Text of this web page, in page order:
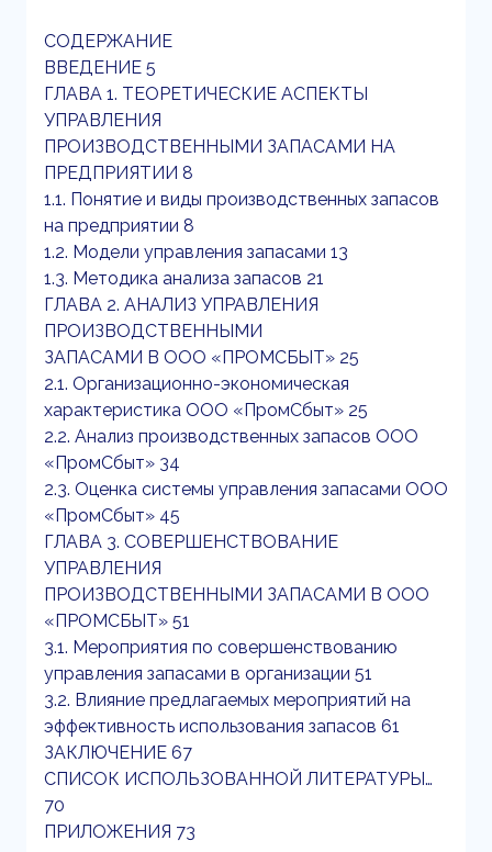
СОДЕРЖАНИЕ
ВВЕДЕНИЕ 5
ГЛАВА 1. ТЕОРЕТИЧЕСКИЕ АСПЕКТЫ
УПРАВЛЕНИЯ
ПРОИЗВОДСТВЕННЫМИ ЗАПАСАМИ НА
ПРЕДПРИЯТИИ 8
1.1. Понятие и виды производственных запасов
на предприятии 8
1.2. Модели управления запасами 13
1.3. Методика анализа запасов 21
ГЛАВА 2. АНАЛИЗ УПРАВЛЕНИЯ
ПРОИЗВОДСТВЕННЫМИ
ЗАПАСАМИ В ООО «ПРОМСБЫТ» 25
2.1. Организационно-экономическая
характеристика ООО «ПромСбыт» 25
2.2. Анализ производственных запасов ООО
«ПромСбыт» 34
2.3. Оценка системы управления запасами ООО
«ПромСбыт» 45
ГЛАВА 3. СОВЕРШЕНСТВОВАНИЕ
УПРАВЛЕНИЯ
ПРОИЗВОДСТВЕННЫМИ ЗАПАСАМИ В ООО
«ПРОМСБЫТ» 51
3.1. Мероприятия по совершенствованию
управления запасами в организации 51
3.2. Влияние предлагаемых мероприятий на
эффективность использования запасов 61
ЗАКЛЮЧЕНИЕ 67
СПИСОК ИСПОЛЬЗОВАННОЙ ЛИТЕРАТУРЫ…
70
ПРИЛОЖЕНИЯ 73